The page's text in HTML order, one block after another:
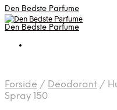
Den Bedste Parfume
Den Bedste Parfume
Forside / Deodorant /
Spray 150